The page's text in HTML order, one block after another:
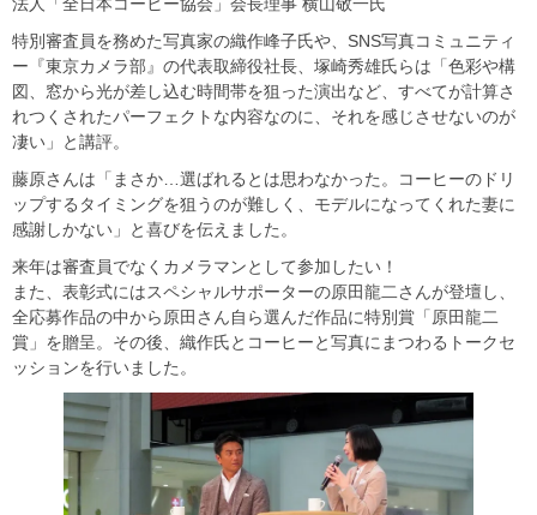
法人「全日本コーヒー協会」会長理事 横山敬一氏
特別審査員を務めた写真家の織作峰子氏や、SNS写真コミュニティ
ー『東京カメラ部』の代表取締役社長、塚崎秀雄氏らは「色彩や構
図、窓から光が差し込む時間帯を狙った演出など、すべてが計算さ
れつくされたパーフェクトな内容なのに、それを感じさせないのが
凄い」と講評。
藤原さんは「まさか…選ばれるとは思わなかった。コーヒーのドリ
ップするタイミングを狙うのが難しく、モデルになってくれた妻に
感謝しかない」と喜びを伝えました。
来年は審査員でなくカメラマンとして参加したい！
また、表彰式にはスペシャルサポーターの原田龍二さんが登壇し、
全応募作品の中から原田さん自ら選んだ作品に特別賞「原田龍二
賞」を贈呈。その後、織作氏とコーヒーと写真にまつわるトークセ
ッションを行いました。